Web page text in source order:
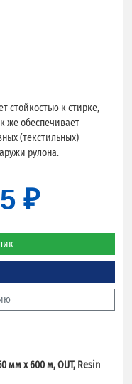
стойкостью к стирке,
же обеспечивает
(текстильных)
рулона.
₽
мм х 600 м, OUT, Resin